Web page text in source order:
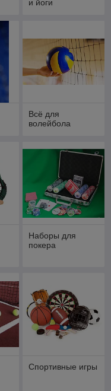
и йоги
Всё для
волейбола
Наборы для
покера
Спортивные игры